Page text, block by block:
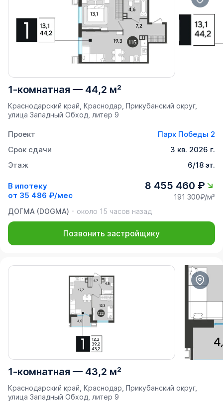
1-комнатная — 44,2 м²
Краснодарский край, Краснодар, Прикубанский округ,
улица Западный Обход, литер 9
Проект
Парк Победы 2
Срок сдачи
3 кв. 2026 г.
Этаж
6/18 эт.
В ипотеку
от 35 486 ₽/мес
8 455 460 ₽
191 300₽/м²
ДОГМА (DOGMA)
около 15 часов назад
Позвонить застройщику
1-комнатная — 43,2 м²
Краснодарский край, Краснодар, Прикубанский округ,
улица Западный Обход, литер 9